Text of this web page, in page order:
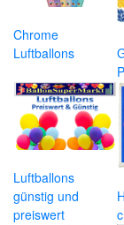
Chrome
Luftballons
Luftballons
günstig und
preiswert